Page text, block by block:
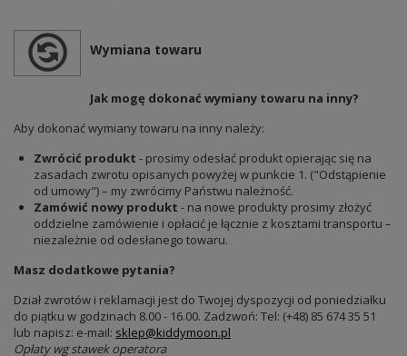
Wymiana towaru
Jak mogę dokonać wymiany towaru na inny?
Aby dokonać wymiany towaru na inny należy:
Zwrócić produkt - prosimy odesłać produkt opierając się na
zasadach zwrotu opisanych powyżej w punkcie 1. ("Odstąpienie
od umowy") – my zwrócimy Państwu należność.
Zamówić nowy produkt - na nowe produkty prosimy złożyć
oddzielne zamówienie i opłacić je łącznie z kosztami transportu –
niezależnie od odesłanego towaru.
Masz dodatkowe pytania?
Dział zwrotów i reklamacji jest do Twojej dyspozycji od poniedziałku
do piątku w godzinach 8.00 - 16.00. Zadzwoń: Tel: (+48) 85 674 35 51
lub napisz: e-mail: sklep@kiddymoon.pl
Opłaty wg stawek operatora